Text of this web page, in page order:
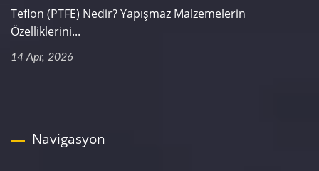
Teflon (PTFE) Nedir? Yapışmaz Malzemelerin
Özelliklerini...
14 Apr, 2026
Navigasyon